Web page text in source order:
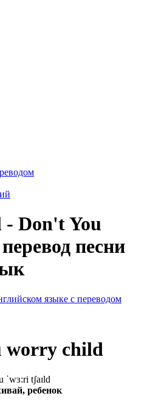
Don't You
песни
языке с переводом
worry child
ˈwɜ:ri tʃaɪld
ребенок